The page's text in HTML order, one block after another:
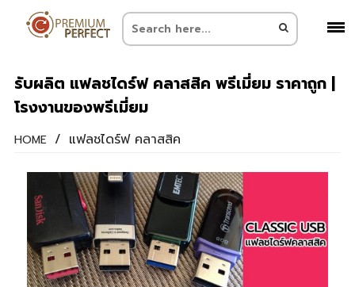
รับผลิต แฟลชไดร์ฟ คลาสสิค พรีเมี่ยม ราคาถูก |
โรงงานของพรีเมี่ยม
HOME / แฟลชไดร์ฟ คลาสสิค